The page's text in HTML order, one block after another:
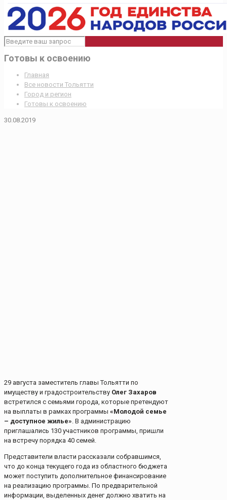
Готовы к освоению
Главная
Все новости Тольятти
Город и регион
Готовы к освоению
30.08.2019
29 августа заместитель главы Тольятти по
имуществу и градостроительству Олег Захаров
встретился с семьями города, которые претендуют
на выплаты в рамках программы «Молодой семье
– доступное жилье». В администрацию
приглашались 130 участников программы, пришли
на встречу порядка 40 семей.
Представители власти рассказали собравшимся,
что до конца текущего года из областного бюджета
может поступить дополнительное финансирование
на реализацию программы. По предварительной
информации, выделенных денег должно хватить на